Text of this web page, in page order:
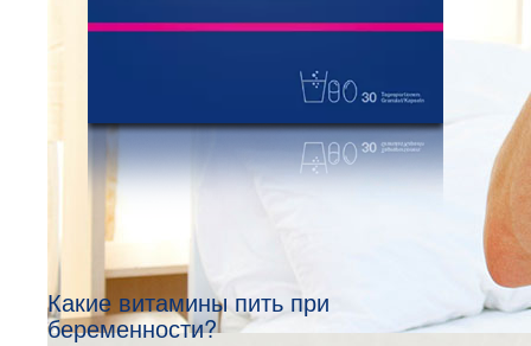
Какие витамины пить при
беременности?